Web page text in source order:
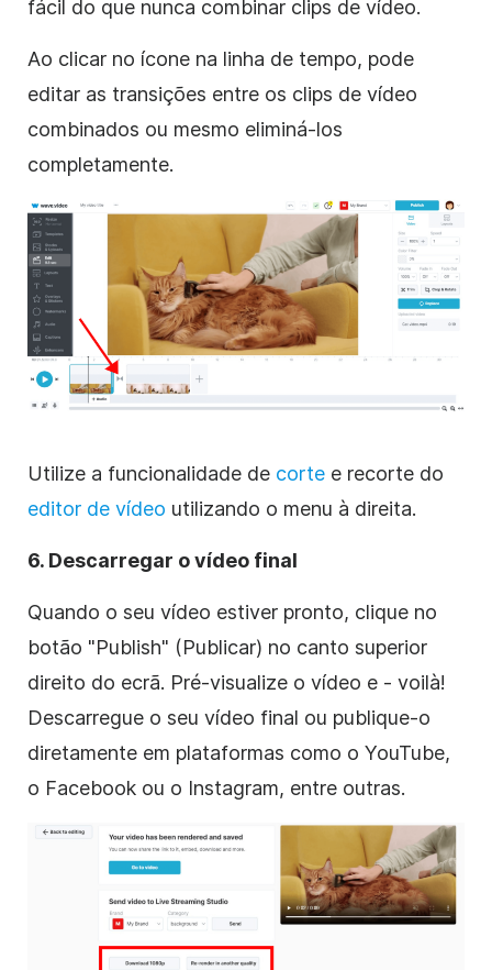
fácil do que nunca combinar clips de vídeo.
Ao clicar no ícone na linha de tempo, pode
editar as transições entre os clips de vídeo
combinados ou mesmo eliminá-los
completamente.
Utilize a funcionalidade de corte e recorte do
editor de vídeo utilizando o menu à direita.
6. Descarregar o vídeo final
Quando o seu vídeo estiver pronto, clique no
botão "Publish" (Publicar) no canto superior
direito do ecrã. Pré-visualize o vídeo e - voilà!
Descarregue o seu vídeo final ou publique-o
diretamente em plataformas como o YouTube,
o Facebook ou o Instagram, entre outras.